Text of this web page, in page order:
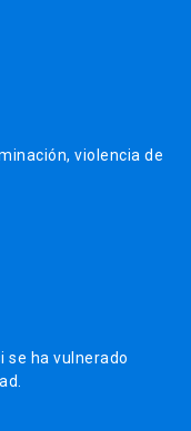
violencia de
se ha vulnerado